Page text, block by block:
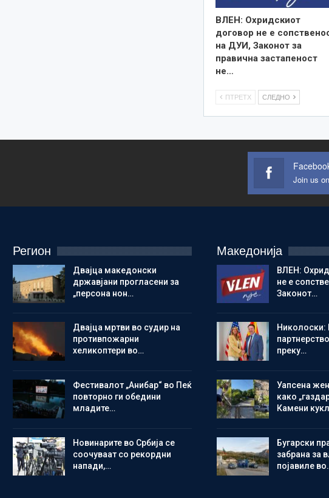
ВЛЕН: Охридскиот
договор не е
на ДУИ, Законот за
правична застапеност
не…
ПТРЕТХ СЛЕДНО
Join us
Регион
Двајца македонски
државјани прогласени за
„персона нон…
Двајца мртви во судир на
противпожарни
хеликоптери во…
Фестивалот „Анибар“ во Пеќ
повторно ги обедини
младите…
Новинарите во Србија се
соочуваат со рекордни
напади,…
Македонија
ВЛЕН:
не е
Законот…
Николоски:
преку…
Уапсена
како
Камени
Бугарски
забрана за
појавиле